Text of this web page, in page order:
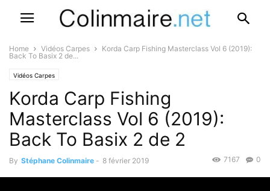
Home Vidéos Carpes
Korda Carp Fishing Masterclass Vol 6 (2019):
Back To Basix 2 de...
Vidéos Carpes
Korda Carp Fishing
Masterclass Vol 6 (2019):
Back To Basix 2 de 2
By Stéphane Colinmaire - 8 février 2019 0
7167